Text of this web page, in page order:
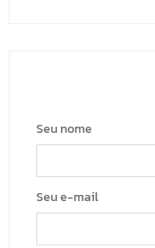
Seu nome
Seu e-mail